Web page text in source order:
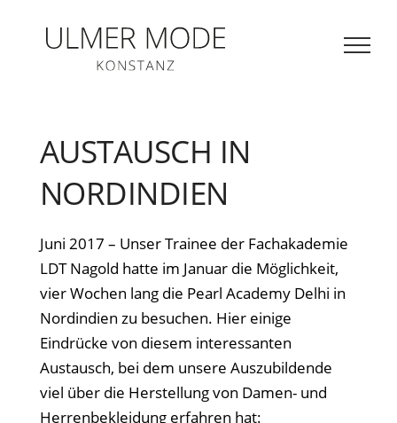
ZUM HAUPTINHALT SPRINGEN
AUSTAUSCH IN
NORDINDIEN
Juni 2017 – Unser Trainee der Fachakademie
LDT Nagold hatte im Januar die Möglichkeit,
vier Wochen lang die Pearl Academy Delhi in
Nordindien zu besuchen. Hier einige
Eindrücke von diesem interessanten
Austausch, bei dem unsere Auszubildende
viel über die Herstellung von Damen- und
Herrenbekleidung erfahren hat: